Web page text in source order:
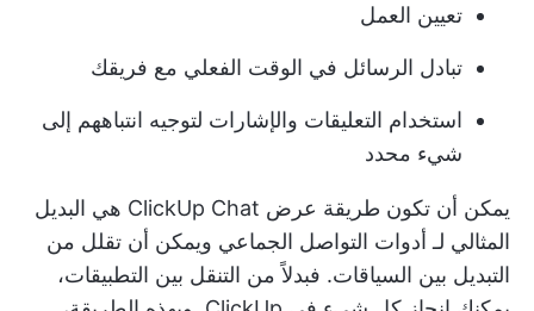
تعيين العمل
تبادل الرسائل في الوقت الفعلي مع فريقك
استخدام التعليقات والإشارات لتوجيه انتباههم إلى
شيء محدد
يمكن أن تكون طريقة عرض ClickUp Chat هي البديل
المثالي لـ أدوات التواصل الجماعي ويمكن أن تقلل من
التبديل بين السياقات. فبدلاً من التنقل بين التطبيقات،